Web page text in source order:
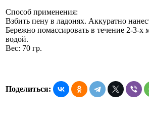
Способ применения:
Взбить пену в ладонях. Аккуратно
Бережно помассировать в течение 2-3-х
водой.
Вес: 70 гр.
Поделиться: